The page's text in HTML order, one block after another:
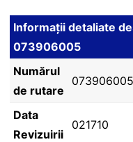
Informații detaliate
073906005
Numărul
de rutare
073906005
Data
Revizuirii
021710